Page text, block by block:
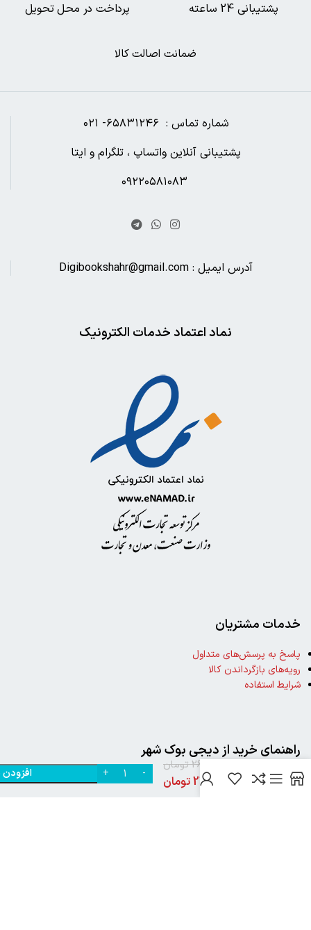
ضمانت اصالت کالا
پرداخت در محل تحویل پشتیبانی 24 ساعته
شماره تماس : ۶۵۸۳۱۲۴۶- ۰۲۱
پشتیبانی آنلاین واتساپ ، تلگرام و ایتا
آدرس ایمیل : Digibookshahr@gmail.com
نماد اعتماد خدمات الکترونیک
خدمات مشتریان
پاسخ به پرسش‌های متداول
رویه‌های بازگرداندن کالا
شرایط استفاده
راهنمای خرید از دیجی بوک شهر
نحوه ثبت سفارش
تبارنامه
از زهرا
260,000تومان
245,000تومان
افزودن